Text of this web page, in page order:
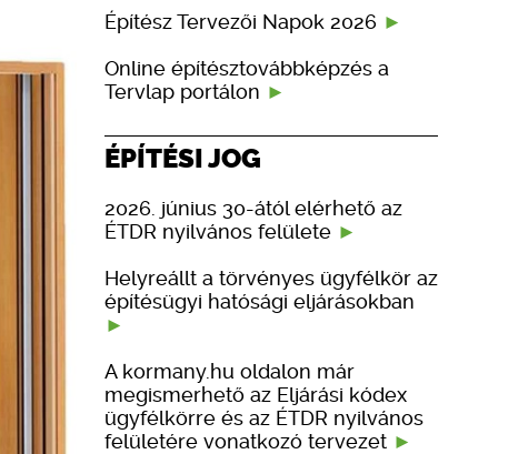
Építész Tervezői Napok 2026
Online építésztovábbképzés a
Tervlap portálon
ÉPÍTÉSI JOG
2026. június 30-ától elérhető az
ÉTDR nyilvános felülete
Helyreállt a törvényes ügyfélkör az
építésügyi hatósági eljárásokban
A kormany.hu oldalon már
megismerhető az Eljárási kódex
ügyfélkörre és az ÉTDR nyilvános
felületére vonatkozó tervezet